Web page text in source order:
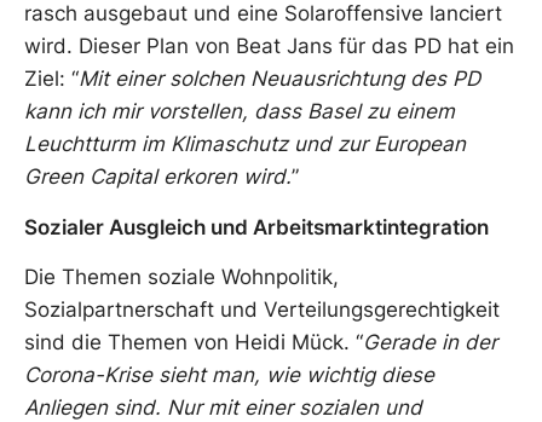
rasch ausgebaut und eine Solaroffensive lanciert
wird. Dieser Plan von Beat Jans für das PD hat ein
Ziel: “Mit einer solchen Neuausrichtung des PD
kann ich mir vorstellen, dass Basel zu einem
Leuchtturm im Klimaschutz und zur European
Green Capital erkoren wird.”
Sozialer Ausgleich und Arbeitsmarktintegration
Die Themen soziale Wohnpolitik,
Sozialpartnerschaft und Verteilungsgerechtigkeit
sind die Themen von Heidi Mück. “Gerade in der
Corona-Krise sieht man, wie wichtig diese
Anliegen sind. Nur mit einer sozialen und